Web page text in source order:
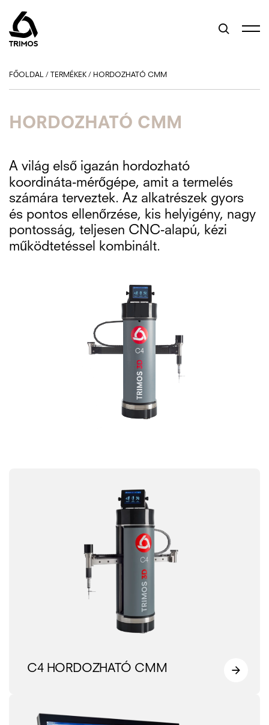
FŐOLDAL / TERMÉKEK / HORDOZHATÓ CMM
HORDOZHATÓ CMM
A világ első igazán hordozható
koordináta-mérőgépe, amit a termelés
számára terveztek. Az alkatrészek gyors
és pontos ellenőrzése, kis helyigény, nagy
pontosság, teljesen CNC-alapú, kézi
működtetéssel kombinált.
C4 HORDOZHATÓ CMM